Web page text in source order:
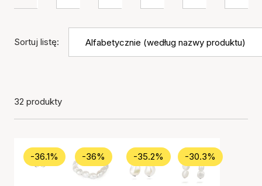
Sortuj listę:
32 produkty
-36.1% -36% -35.2% -30.3%